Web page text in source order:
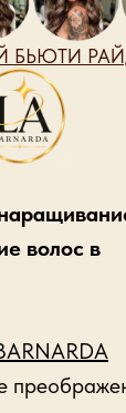
БЬЮТИ
волос в